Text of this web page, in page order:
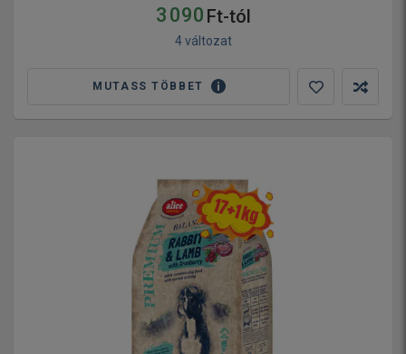
3 090 Ft-tól
4 változat
MUTASS TÖBBET